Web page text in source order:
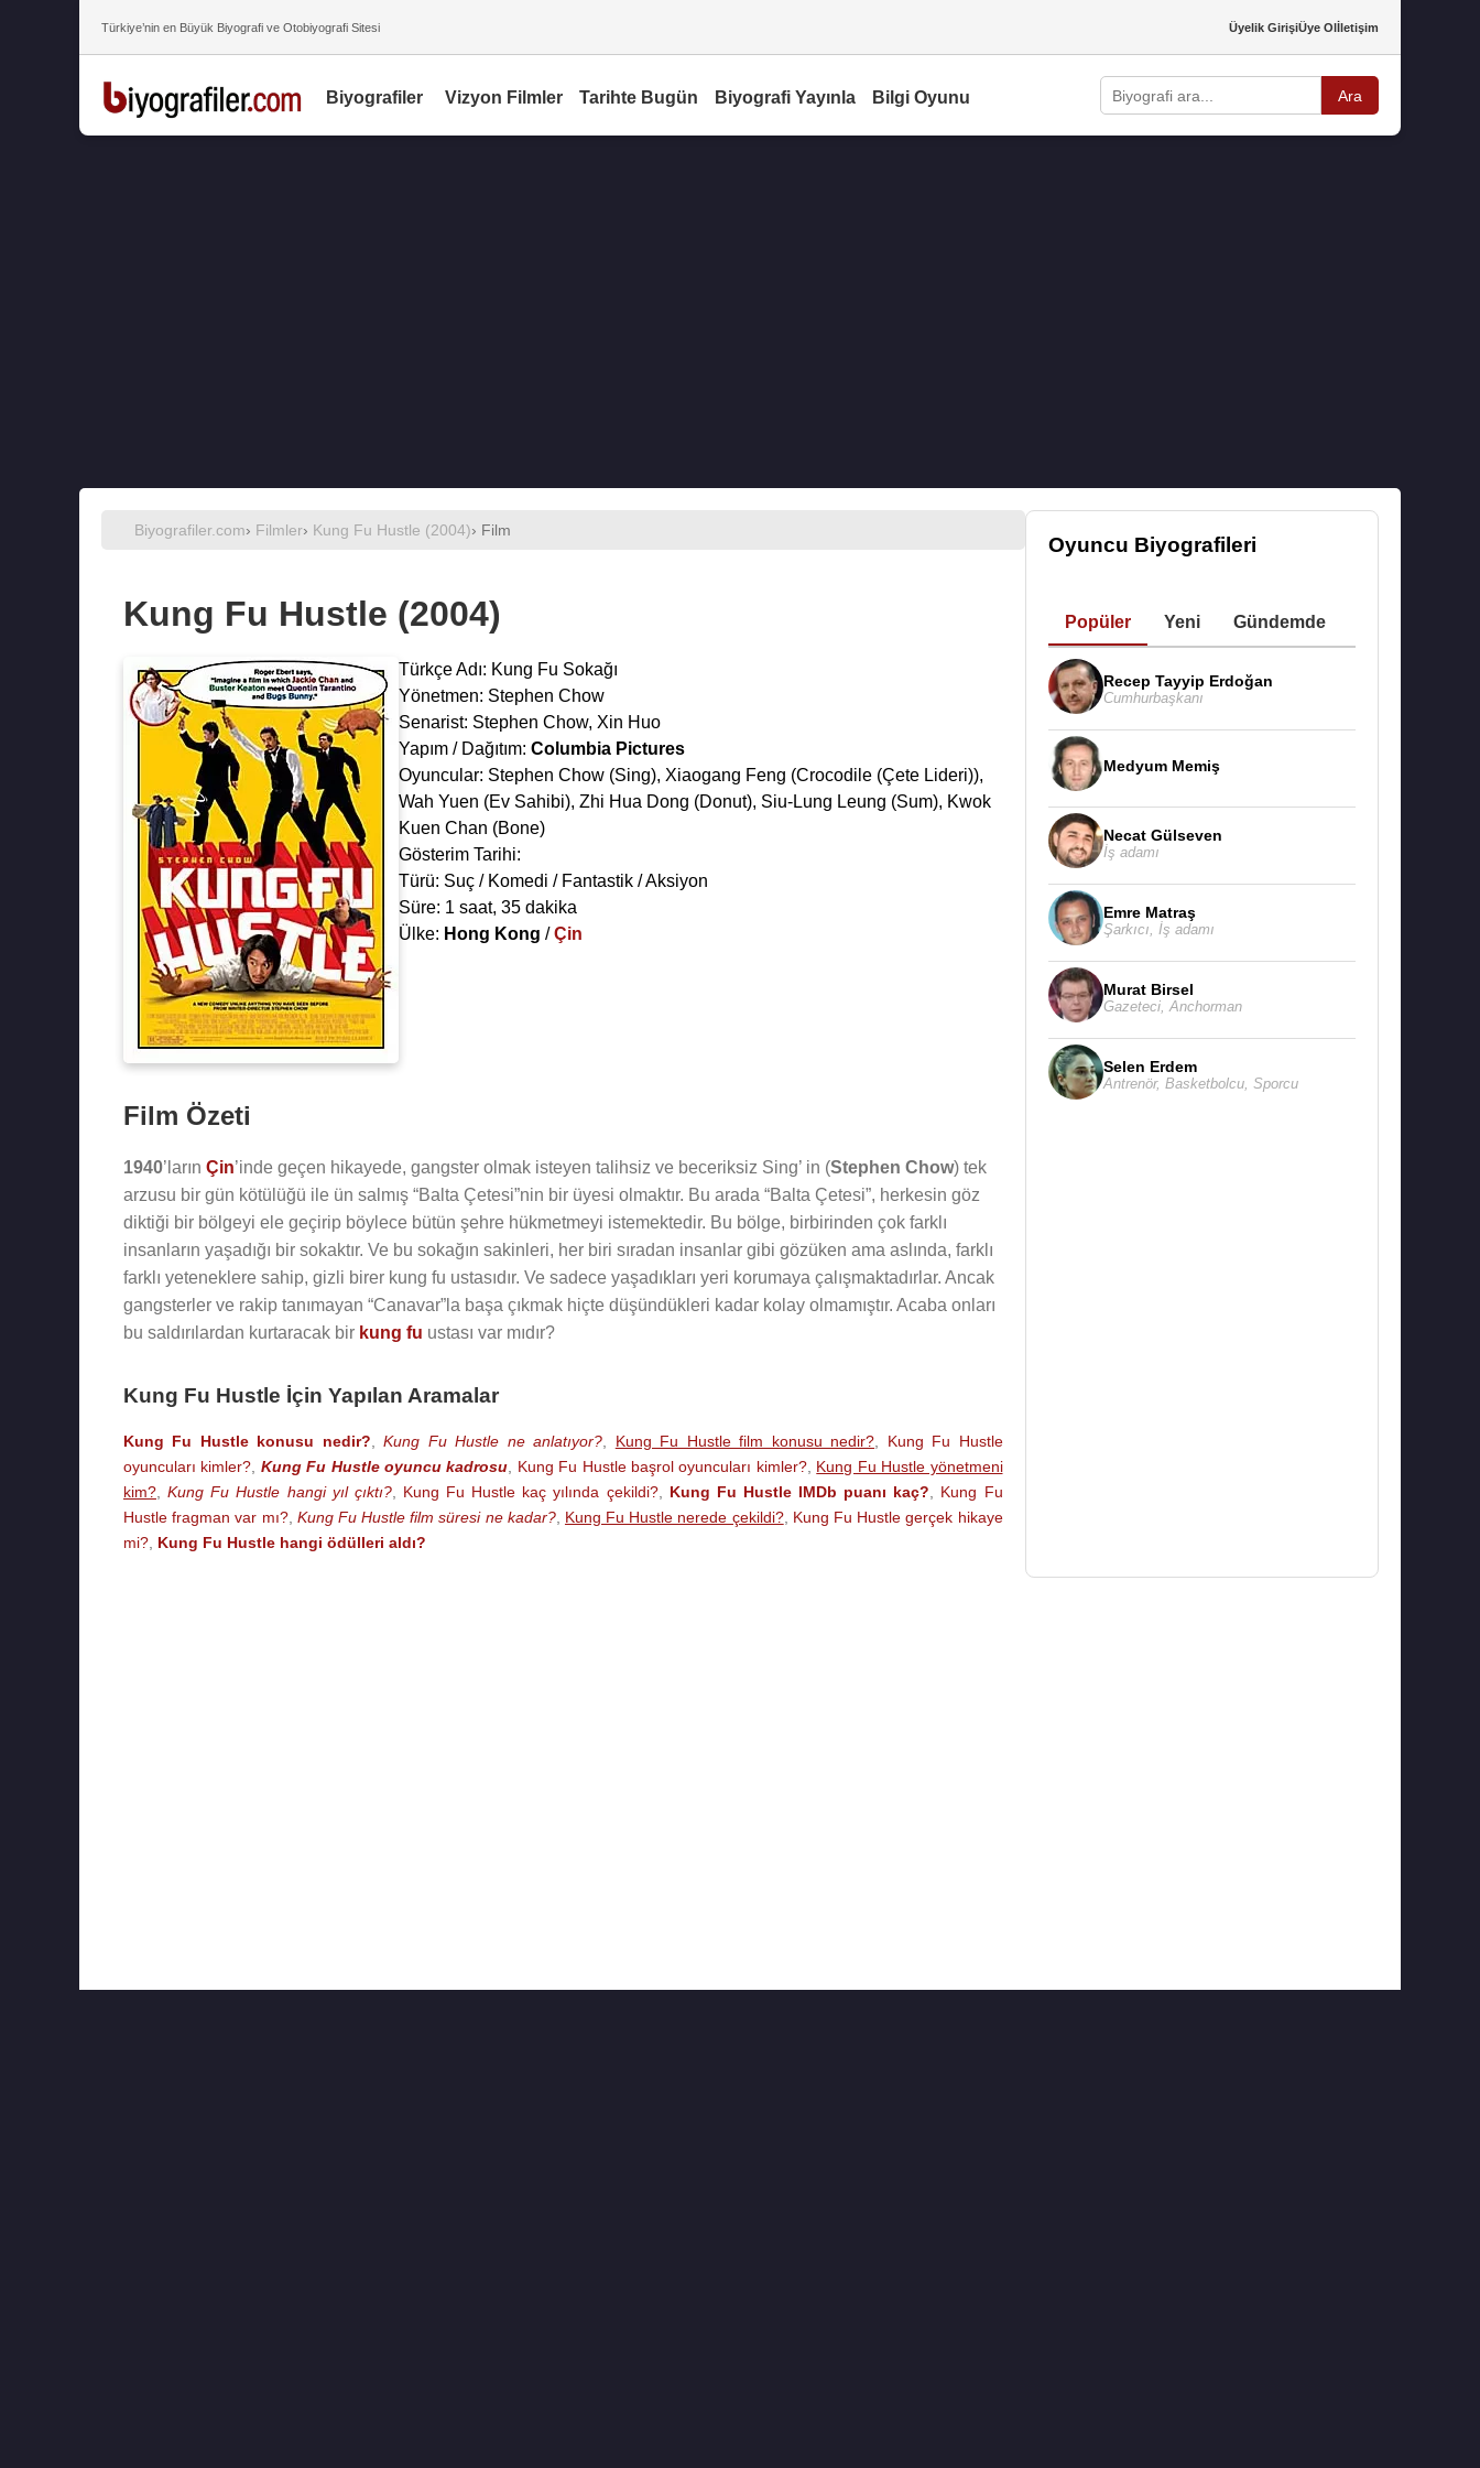
Türkiye’nin en Büyük Biyografi ve Otobiyografi Sitesi Üyelik GirişiÜye Olİletişim
Biyografiler Vizyon Filmler Tarihte Bugün Biyografi Yayınla Bilgi Oyunu Ara
Biyografiler.com› Filmler› Kung Fu Hustle (2004)› Film
Kung Fu Hustle (2004)
Türkçe Adı: Kung Fu Sokağı
Yönetmen: Stephen Chow
Senarist: Stephen Chow, Xin Huo
Yapım / Dağıtım: Columbia Pictures
Oyuncular: Stephen Chow (Sing), Xiaogang Feng (Crocodile (Çete Lideri)),
Wah Yuen (Ev Sahibi), Zhi Hua Dong (Donut), Siu-Lung Leung (Sum), Kwok
Kuen Chan (Bone)
Gösterim Tarihi:
Türü: Suç / Komedi / Fantastik / Aksiyon
Süre: 1 saat, 35 dakika
Ülke: Hong Kong /Çin
Film Özeti
1940’ların Çin’inde geçen hikayede, gangster olmak isteyen talihsiz ve beceriksiz Sing’ in (Stephen Chow) tek
arzusu bir gün kötülüğü ile ün salmış “Balta Çetesi”nin bir üyesi olmaktır. Bu arada “Balta Çetesi”, herkesin göz
diktiği bir bölgeyi ele geçirip böylece bütün şehre hükmetmeyi istemektedir. Bu bölge, birbirinden çok farklı
insanların yaşadığı bir sokaktır. Ve bu sokağın sakinleri, her biri sıradan insanlar gibi gözüken ama aslında, farklı
farklı yeteneklere sahip, gizli birer kung fu ustasıdır. Ve sadece yaşadıkları yeri korumaya çalışmaktadırlar. Ancak
gangsterler ve rakip tanımayan “Canavar”la başa çıkmak hiçte düşündükleri kadar kolay olmamıştır. Acaba onları
bu saldırılardan kurtaracak bir kung fu ustası var mıdır?
Kung Fu Hustle İçin Yapılan Aramalar
Kung Fu Hustle konusu nedir? ,Kung Fu Hustle ne anlatıyor? Kung Fu Hustle film konusu nedir?
Kung Fu Hustle
oyuncuları kimler? Kung Fu Hustle oyuncu kadrosu Kung Fu Hustle başrol oyuncuları kimler?, Kung Fu Hustle yönetmeni
kim? ,Kung Fu Hustle hangi yıl çıktı?, Kung Fu Hustle kaç yılında çekildi?, Kung Fu Hustle IMDb puanı kaç?
Kung Fu
Hustle fragman var mı?, Kung Fu Hustle film süresi ne kadar?, Kung Fu Hustle nerede çekildi?, Kung Fu Hustle gerçek hikaye
mi? Kung Fu Hustle hangi ödülleri aldı?
Oyuncu Biyografileri
Popüler Yeni Gündemde
Recep Tayyip Erdoğan
Cumhurbaşkanı
Medyum Memiş
Necat Gülseven
İş adamı
Emre Matraş
Şarkıcı İş adamı
Murat Birsel
Gazeteci, Anchorman
Selen Erdem
Antrenör, Basketbolcu, Sporcu